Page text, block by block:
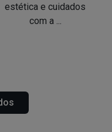
estética e cuidados
com a ...